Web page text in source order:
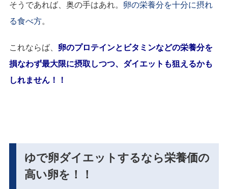
そうであれば、奥の手はあれ。 卵の栄養分を十分に摂れ
る食べ方。
これならば、 卵のプロテインとビタミンなどの栄養分を
損なわず最大限に摂取しつつ、ダイエットも狙えるかも
しれません！！
ゆで卵ダイエットするなら栄養価の
高い卵を！！